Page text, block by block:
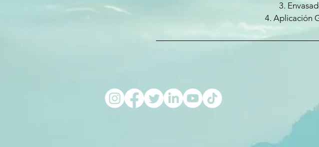
3.
4. Aplicación